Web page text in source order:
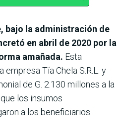
bajo la administración de
en abril de 2020 por la
amañada. Esta
Tía Chela S.R.L. y
de G. 2.130 millones a la
los insumos
a los beneficiarios.